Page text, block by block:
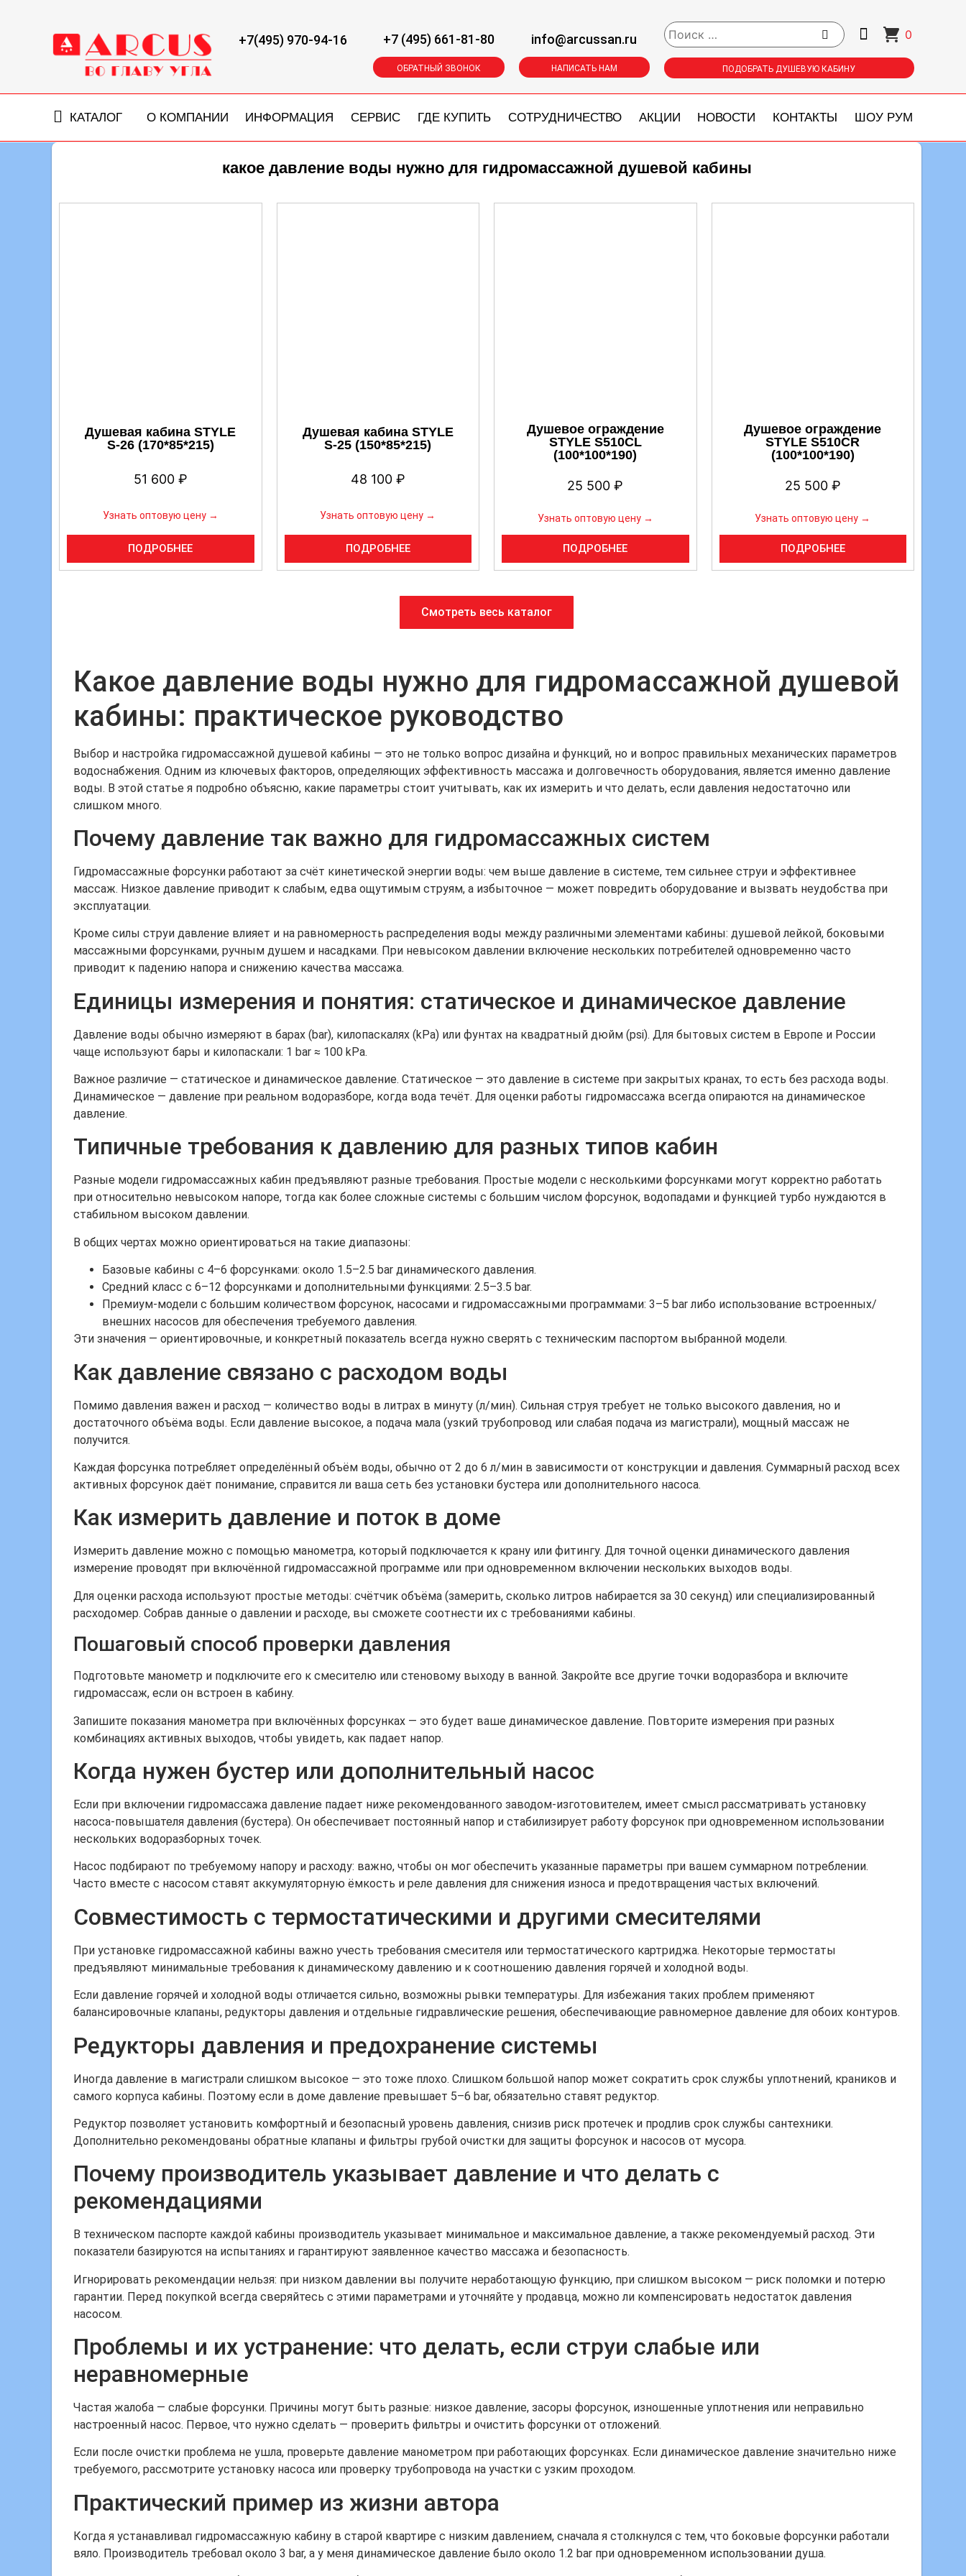
+7(495) 970-94-16 +7 (495) 661-81-80
ОБРАТНЫЙ ЗВОНОК
info@arcussan.ru
НАПИСАТЬ НАМ
0
ПОДОБРАТЬ ДУШЕВУЮ КАБИНУ
КАТАЛОГ О КОМПАНИИ ИНФОРМАЦИЯ СЕРВИС ГДЕ КУПИТЬ СОТРУДНИЧЕСТВО АКЦИИ НОВОСТИ КОНТАКТЫ ШОУ РУМ
какое давление воды нужно для гидромассажной душевой кабины
Душевая кабина STYLE
S-26 (170*85*215)
51 600 ₽
Узнать оптовую цену →
ПОДРОБНЕЕ
Душевая кабина STYLE
S-25 (150*85*215)
48 100 ₽
Узнать оптовую цену →
ПОДРОБНЕЕ
Душевое ограждение
STYLE S510CL
(100*100*190)
25 500₽
Узнать оптовую цену →
ПОДРОБНЕЕ
Душевое ограждение
STYLE S510CR
(100*100*190)
25 500 ₽
Узнать оптовую цену →
ПОДРОБНЕЕ
Смотреть весь каталог
Какое давление воды нужно для гидромассажной душевой
кабины: практическое руководство
Выбор и настройка гидромассажной душевой кабины — это не только вопрос дизайна и функций, но и вопрос правильных механических параметров
водоснабжения. Одним из ключевых факторов, определяющих эффективность массажа и долговечность оборудования, является именно давление
воды. В этой статье я подробно объясню, какие параметры стоит учитывать, как их измерить и что делать, если давления недостаточно или
слишком много.
Почему давление так важно для гидромассажных систем
Гидромассажные форсунки работают за счёт кинетической энергии воды: чем выше давление в системе, тем сильнее струи и эффективнее
массаж. Низкое давление приводит к слабым, едва ощутимым струям, а избыточное — может повредить оборудование и вызвать неудобства при
эксплуатации.
Кроме силы струи давление влияет и на равномерность распределения воды между различными элементами кабины: душевой лейкой, боковыми
массажными форсунками, ручным душем и насадками. При невысоком давлении включение нескольких потребителей одновременно часто
приводит к падению напора и снижению качества массажа.
Единицы измерения и понятия: статическое и динамическое давление
Давление воды обычно измеряют в барах (bar), килопаскалях (kPa) или фунтах на квадратный дюйм (psi). Для бытовых систем в Европе и России
чаще используют бары и килопаскали: 1 bar ≈ 100 kPa.
Важное различие — статическое и динамическое давление. Статическое — это давление в системе при закрытых кранах, то есть без расхода воды.
Динамическое — давление при реальном водоразборе, когда вода течёт. Для оценки работы гидромассажа всегда опираются на динамическое
давление.
Типичные требования к давлению для разных типов кабин
Разные модели гидромассажных кабин предъявляют разные требования. Простые модели с несколькими форсунками могут корректно работать
при относительно невысоком напоре, тогда как более сложные системы с большим числом форсунок, водопадами и функцией турбо нуждаются в
стабильном высоком давлении.
В общих чертах можно ориентироваться на такие диапазоны:
Базовые кабины с 4–6 форсунками: около 1.5–2.5 bar динамического давления.
Средний класс с 6–12 форсунками и дополнительными функциями: 2.5–3.5 bar.
Премиум-модели с большим количеством форсунок, насосами и гидромассажными программами: 3–5 bar либо использование встроенных/
внешних насосов для обеспечения требуемого давления.
Эти значения — ориентировочные, и конкретный показатель всегда нужно сверять с техническим паспортом выбранной модели.
Как давление связано с расходом воды
Помимо давления важен и расход — количество воды в литрах в минуту (л/мин). Сильная струя требует не только высокого давления, но и
достаточного объёма воды. Если давление высокое, а подача мала (узкий трубопровод или слабая подача из магистрали), мощный массаж не
получится.
Каждая форсунка потребляет определённый объём воды, обычно от 2 до 6 л/мин в зависимости от конструкции и давления. Суммарный расход всех
активных форсунок даёт понимание, справится ли ваша сеть без установки бустера или дополнительного насоса.
Как измерить давление и поток в доме
Измерить давление можно с помощью манометра, который подключается к крану или фитингу. Для точной оценки динамического давления
измерение проводят при включённой гидромассажной программе или при одновременном включении нескольких выходов воды.
Для оценки расхода используют простые методы: счётчик объёма (замерить, сколько литров набирается за 30 секунд) или специализированный
расходомер. Собрав данные о давлении и расходе, вы сможете соотнести их с требованиями кабины.
Пошаговый способ проверки давления
Подготовьте манометр и подключите его к смесителю или стеновому выходу в ванной. Закройте все другие точки водоразбора и включите
гидромассаж, если он встроен в кабину.
Запишите показания манометра при включённых форсунках — это будет ваше динамическое давление. Повторите измерения при разных
комбинациях активных выходов, чтобы увидеть, как падает напор.
Когда нужен бустер или дополнительный насос
Если при включении гидромассажа давление падает ниже рекомендованного заводом-изготовителем, имеет смысл рассматривать установку
насоса-повышателя давления (бустера). Он обеспечивает постоянный напор и стабилизирует работу форсунок при одновременном использовании
нескольких водоразборных точек.
Насос подбирают по требуемому напору и расходу: важно, чтобы он мог обеспечить указанные параметры при вашем суммарном потреблении.
Часто вместе с насосом ставят аккумуляторную ёмкость и реле давления для снижения износа и предотвращения частых включений.
Совместимость с термостатическими и другими смесителями
При установке гидромассажной кабины важно учесть требования смесителя или термостатического картриджа. Некоторые термостаты
предъявляют минимальные требования к динамическому давлению и к соотношению давления горячей и холодной воды.
Если давление горячей и холодной воды отличается сильно, возможны рывки температуры. Для избежания таких проблем применяют
балансировочные клапаны, редукторы давления и отдельные гидравлические решения, обеспечивающие равномерное давление для обоих контуров.
Редукторы давления и предохранение системы
Иногда давление в магистрали слишком высокое — это тоже плохо. Слишком большой напор может сократить срок службы уплотнений, краников и
самого корпуса кабины. Поэтому если в доме давление превышает 5–6 bar, обязательно ставят редуктор.
Редуктор позволяет установить комфортный и безопасный уровень давления, снизив риск протечек и продлив срок службы сантехники.
Дополнительно рекомендованы обратные клапаны и фильтры грубой очистки для защиты форсунок и насосов от мусора.
Почему производитель указывает давление и что делать с
рекомендациями
В техническом паспорте каждой кабины производитель указывает минимальное и максимальное давление, а также рекомендуемый расход. Эти
показатели базируются на испытаниях и гарантируют заявленное качество массажа и безопасность.
Игнорировать рекомендации нельзя: при низком давлении вы получите неработающую функцию, при слишком высоком — риск поломки и потерю
гарантии. Перед покупкой всегда сверяйтесь с этими параметрами и уточняйте у продавца, можно ли компенсировать недостаток давления
насосом.
Проблемы и их устранение: что делать, если струи слабые или
неравномерные
Частая жалоба — слабые форсунки. Причины могут быть разные: низкое давление, засоры форсунок, изношенные уплотнения или неправильно
настроенный насос. Первое, что нужно сделать — проверить фильтры и очистить форсунки от отложений.
Если после очистки проблема не ушла, проверьте давление манометром при работающих форсунках. Если динамическое давление значительно ниже
требуемого, рассмотрите установку насоса или проверку трубопровода на участки с узким проходом.
Практический пример из жизни автора
Когда я устанавливал гидромассажную кабину в старой квартире с низким давлением, сначала я столкнулся с тем, что боковые форсунки работали
вяло. Производитель требовал около 3 bar, а у меня динамическое давление было около 1.2 bar при одновременном использовании душа.